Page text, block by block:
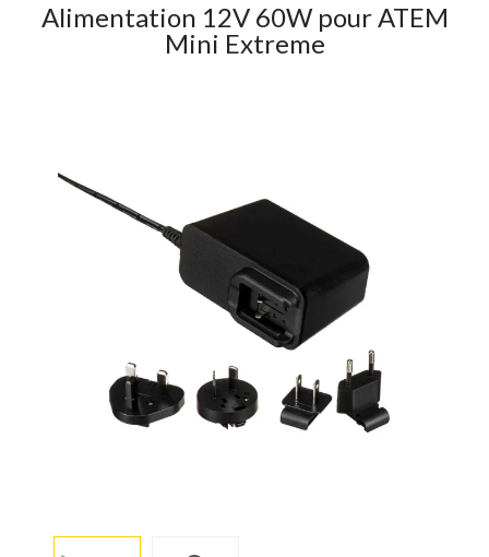
Alimentation 12V 60W pour ATEM
Mini Extreme
info